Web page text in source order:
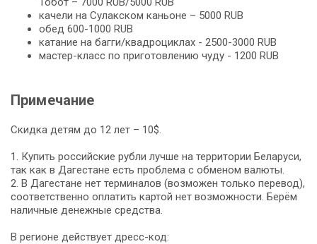
качели на Сулакском каньоне – 5000 RUB
обед 600-1000 RUB
катание на багги/квадроциклах - 2500-3000 RUB
мастер-класс по приготовлению чуду - 1200 RUB
Примечание
Скидка детям до 12 лет – 10$.
1. Купить российские рубли лучше на территории Беларуси,
так как в Дагестане есть проблема с обменом валюты.
2. В Дагестане нет терминалов (возможен только перевод),
соответственно оплатить картой нет возможности. Берём
наличные денежные средства.
В регионе действует дресс-код: